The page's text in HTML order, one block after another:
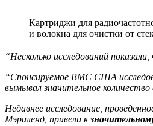
Картриджи для
и волокна для очистки от
“Несколько исследований
“Спонсируемое ВМС США
вымывал значительное количество
Недавнее исследование,
Мэриленд, привели к